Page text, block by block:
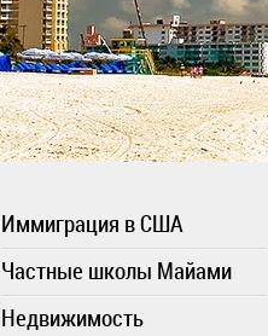
Иммиграция в США
Частные школы Майами
Недвижимость